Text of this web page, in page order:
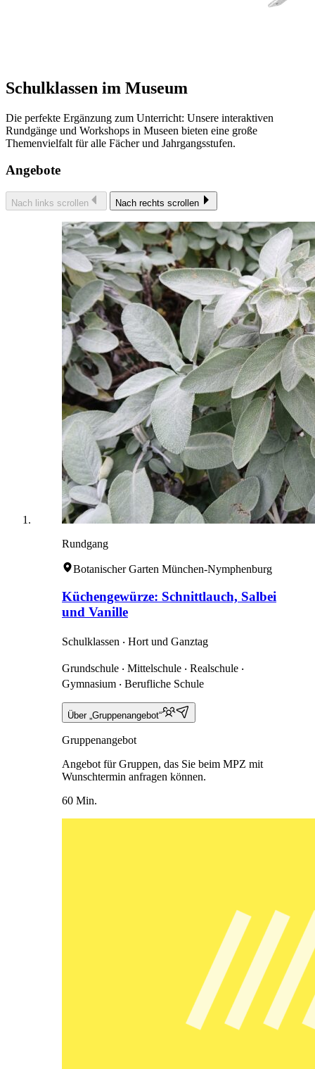
Schulklassen im Museum
Die perfekte Ergänzung zum Unterricht: Unsere interaktiven
Rundgänge und Workshops in Museen bieten eine große
Themenvielfalt für alle Fächer und Jahrgangsstufen.
Angebote
Nach links scrollen Nach rechts scrollen
Rundgang
Botanischer Garten München-Nymphenburg
Küchengewürze: Schnittlauch, Salbei
und Vanille
Schulklassen ‧ Hort und Ganztag
Grundschule ‧ Mittelschule ‧ Realschule ‧
Gymnasium ‧ Berufliche Schule
Über „Gruppenangebot“
Gruppenangebot
Angebot für Gruppen, das Sie beim MPZ mit
Wunschtermin anfragen können.
60 Min.